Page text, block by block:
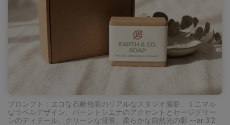
プロンプト：エコな石鹸包装のリアルなスタジオ撮影、ミニマル
なラベルデザイン、バーントシエナのアクセントとセージグリー
ンのディテール、クリーンな背景、柔らかな自然光の影 --ar 3:2